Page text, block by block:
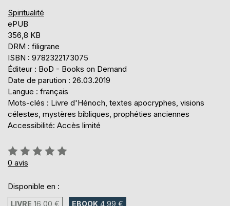
Spiritualité
ePUB
356,8 KB
DRM : filigrane
ISBN : 9782322173075
Éditeur : BoD - Books on Demand
Date de parution : 26.03.2019
Langue : français
Mots-clés : Livre d'Hénoch, textes apocryphes, visions
célestes, mystères bibliques, prophéties anciennes
Accessibilité: Accès limité
Évaluation:
0%
0 avis
Disponible en :
LIVRE 16,00 € EBOOK 4,99 €